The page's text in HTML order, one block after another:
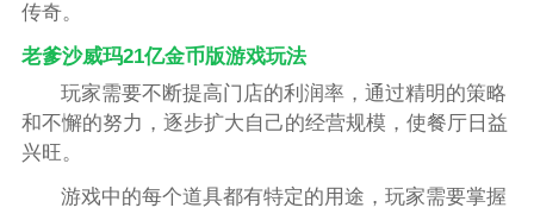
传奇。
老爹沙威玛21亿金币版游戏玩法
玩家需要不断提高门店的利润率，通过精明的策略
和不懈的努力，逐步扩大自己的经营规模，使餐厅日益
兴旺。
游戏中的每个道具都有特定的用途，玩家需要掌握